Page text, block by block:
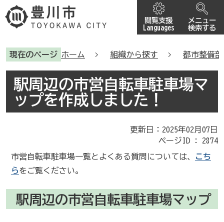
閲覧支援
Languages
メニュー
検索する
現在のページ ホーム 組織から探す 都市整備部
駅周辺の市営自転車駐車場マ
ップを作成しました！
更新日：2025年02月07日
ページID : 2874
市営自転車駐車場一覧とよくある質問については、
こち
らをご覧ください。
駅周辺の市営自転車駐車場マップ